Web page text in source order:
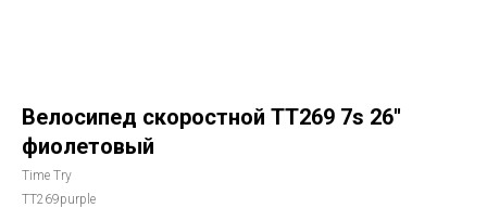
Велосипед скоростной ТТ269 7s 26''
фиолетовый
Time Try
TT269purple